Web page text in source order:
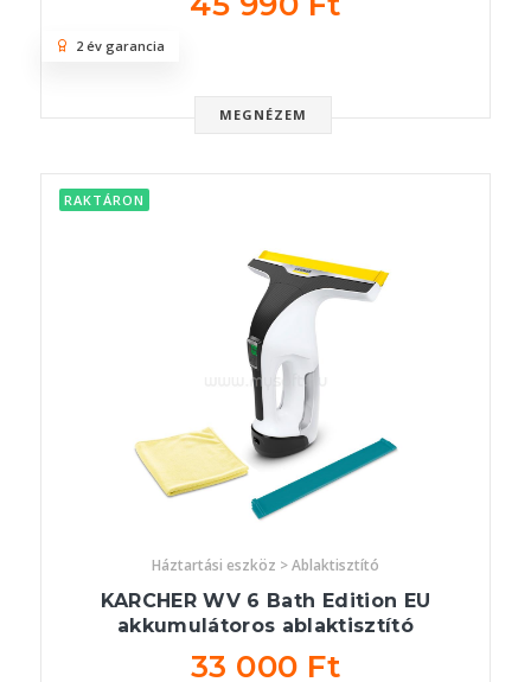
MEGNÉZEM
2 év garancia
RAKTÁRON
Háztartási eszköz > Ablaktisztító
KARCHER WV 6 Bath Edition EU
akkumulátoros ablaktisztító
33 000 Ft